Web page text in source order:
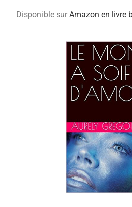
Disponible surAmazon en livre